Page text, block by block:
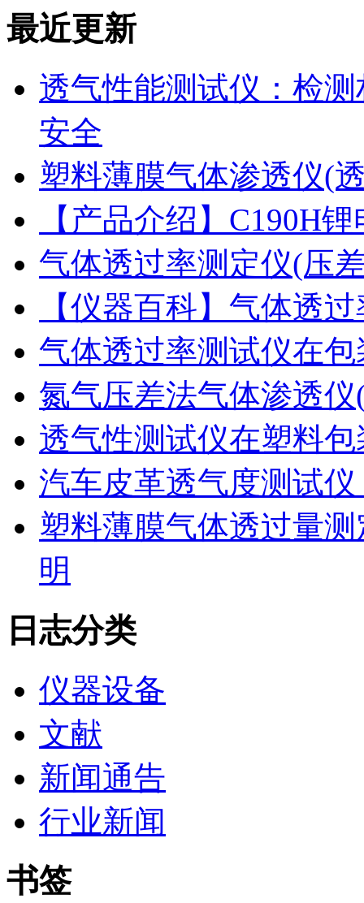
最近更新
透气性能测试仪：检
安全
塑料薄膜气体渗透仪(
【产品介绍】C190H
气体透过率测定仪(压
【仪器百科】气体透
气体透过率测试仪在
氮气压差法气体渗透
透气性测试仪在塑料
汽车皮革透气度测试
塑料薄膜气体透过量
明
日志分类
仪器设备
文献
新闻通告
行业新闻
书签